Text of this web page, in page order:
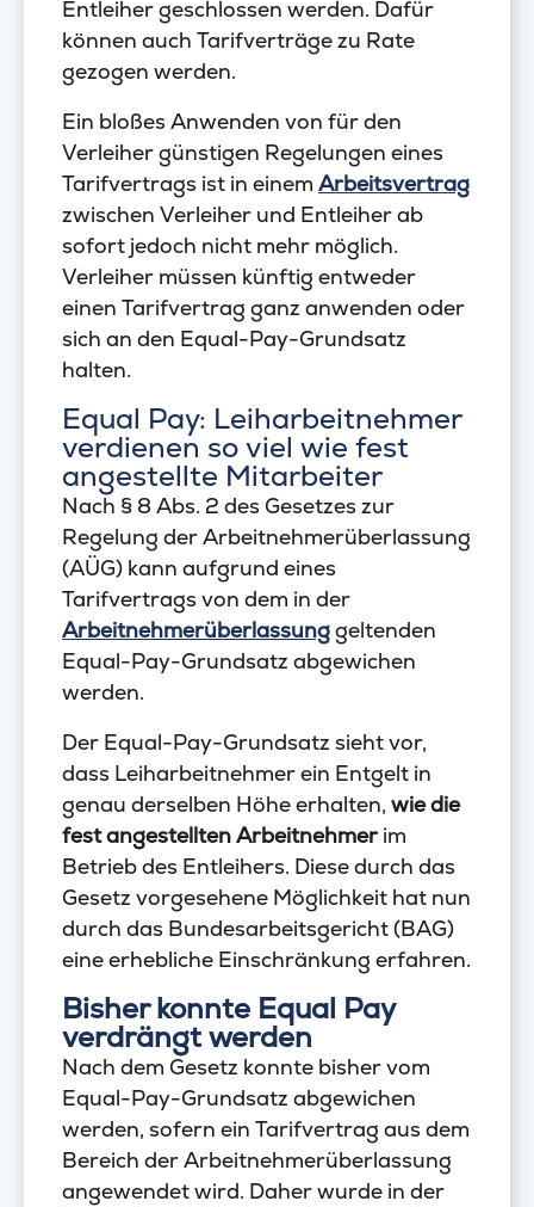
Entleiher geschlossen werden. Dafür
können auch Tarifverträge zu Rate
gezogen werden.
Ein bloßes Anwenden von für den
Verleiher günstigen Regelungen eines
Tarifvertrags ist in einem Arbeitsvertrag
zwischen Verleiher und Entleiher ab
sofort jedoch nicht mehr möglich.
Verleiher müssen künftig entweder
einen Tarifvertrag ganz anwenden oder
sich an den Equal-Pay-Grundsatz
halten.
Equal Pay: Leiharbeitnehmer
verdienen so viel wie fest
angestellte Mitarbeiter
Nach § 8 Abs. 2 des Gesetzes zur
Regelung der Arbeitnehmerüberlassung
(AÜG) kann aufgrund eines
Tarifvertrags von dem in der
Arbeitnehmerüberlassunggeltenden
Equal-Pay-Grundsatz abgewichen
werden.
Der Equal-Pay-Grundsatz sieht vor,
dass Leiharbeitnehmer ein Entgelt in
genau derselben Höhe erhalten, wie die
fest angestellten Arbeitnehmerim
Betrieb des Entleihers. Diese durch das
Gesetz vorgesehene Möglichkeit hat nun
durch das Bundesarbeitsgericht (BAG)
eine erhebliche Einschränkung erfahren.
Bisher konnte Equal Pay
verdrängt werden
Nach dem Gesetz konnte bisher vom
Equal-Pay-Grundsatz abgewichen
werden, sofern ein Tarifvertrag aus dem
Bereich der Arbeitnehmerüberlassung
angewendet wird. Daher wurde in der